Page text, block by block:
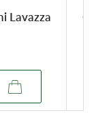
Lavazza